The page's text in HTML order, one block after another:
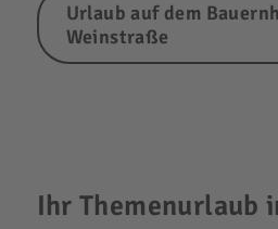
Urlaub auf dem
Weinstraße
Ihr Themenurlaub